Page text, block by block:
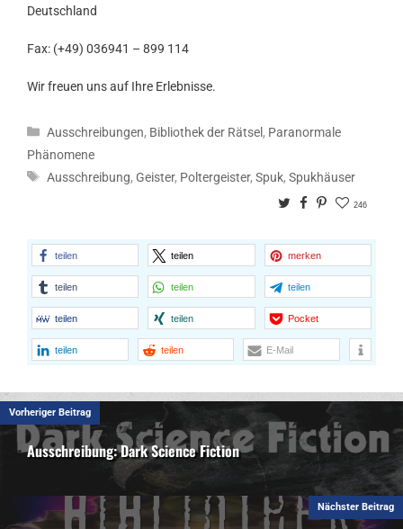
Deutschland
Fax: (+49) 036941 – 899 114
Wir freuen uns auf Ihre Erlebnisse.
Kategorien
Ausschreibungen, Bibliothek der Rätsel, Paranormale
Phänomene
Schlagwörter
Ausschreibung,Geister, Poltergeister,Spuk,Spukhäuser
TwitterFacebook
Pinterest
246
teilen teilen merken
teilen teilen teilen
teilen teilen Pocket
teilen teilen E-Mail
Vorheriger Beitrag
Ausschreibung: Dark Science Fiction
Nächster Beitrag